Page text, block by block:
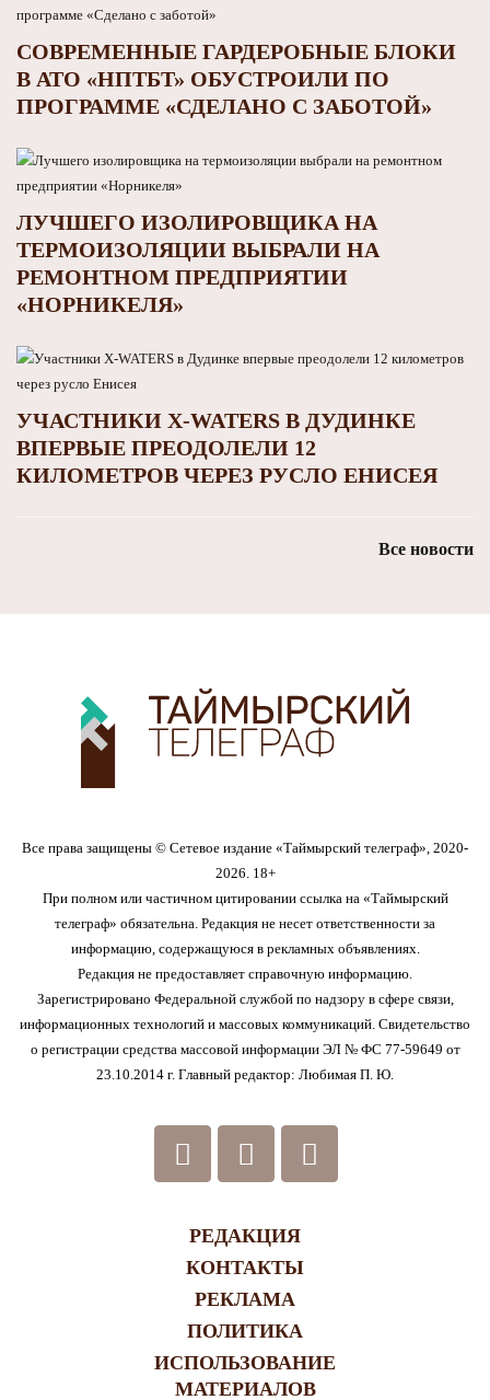
СОВРЕМЕННЫЕ ГАРДЕРОБНЫЕ БЛОКИ
В АТО «НПТБТ» ОБУСТРОИЛИ ПО
ПРОГРАММЕ «СДЕЛАНО С ЗАБОТОЙ»
ЛУЧШЕГО ИЗОЛИРОВЩИКА НА
ТЕРМОИЗОЛЯЦИИ ВЫБРАЛИ НА
РЕМОНТНОМ ПРЕДПРИЯТИИ
«НОРНИКЕЛЯ»
УЧАСТНИКИ X-WATERS В ДУДИНКЕ
ВПЕРВЫЕ ПРЕОДОЛЕЛИ 12
КИЛОМЕТРОВ ЧЕРЕЗ РУСЛО ЕНИСЕЯ
Все новости
Все права защищены © Сетевое издание «Таймырский телеграф», 2020-
2026. 18+
При полном или частичном цитировании ссылка на «Таймырский
телеграф» обязательна. Редакция не несет ответственности за
информацию, содержащуюся в рекламных объявлениях.
Редакция не предоставляет справочную информацию.
Зарегистрировано Федеральной службой по надзору в сфере связи,
информационных технологий и массовых коммуникаций. Свидетельство
о регистрации средства массовой информации ЭЛ № ФС 77-59649 от
23.10.2014 г. Главный редактор: Любимая П. Ю.
РЕДАКЦИЯ
КОНТАКТЫ
РЕКЛАМА
ПОЛИТИКА
ИСПОЛЬЗОВАНИЕ
МАТЕРИАЛОВ